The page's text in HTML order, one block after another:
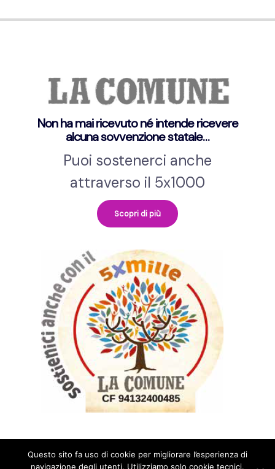
Non ha mai ricevuto né intende ricevere
alcuna sovvenzione statale…
Puoi sostenerci anche
attraverso il 5x1000
Scopri di più
Questo sito fa uso di cookie per migliorare l’esperienza di
navigazione degli utenti. Utilizziamo solo cookie tecnici.